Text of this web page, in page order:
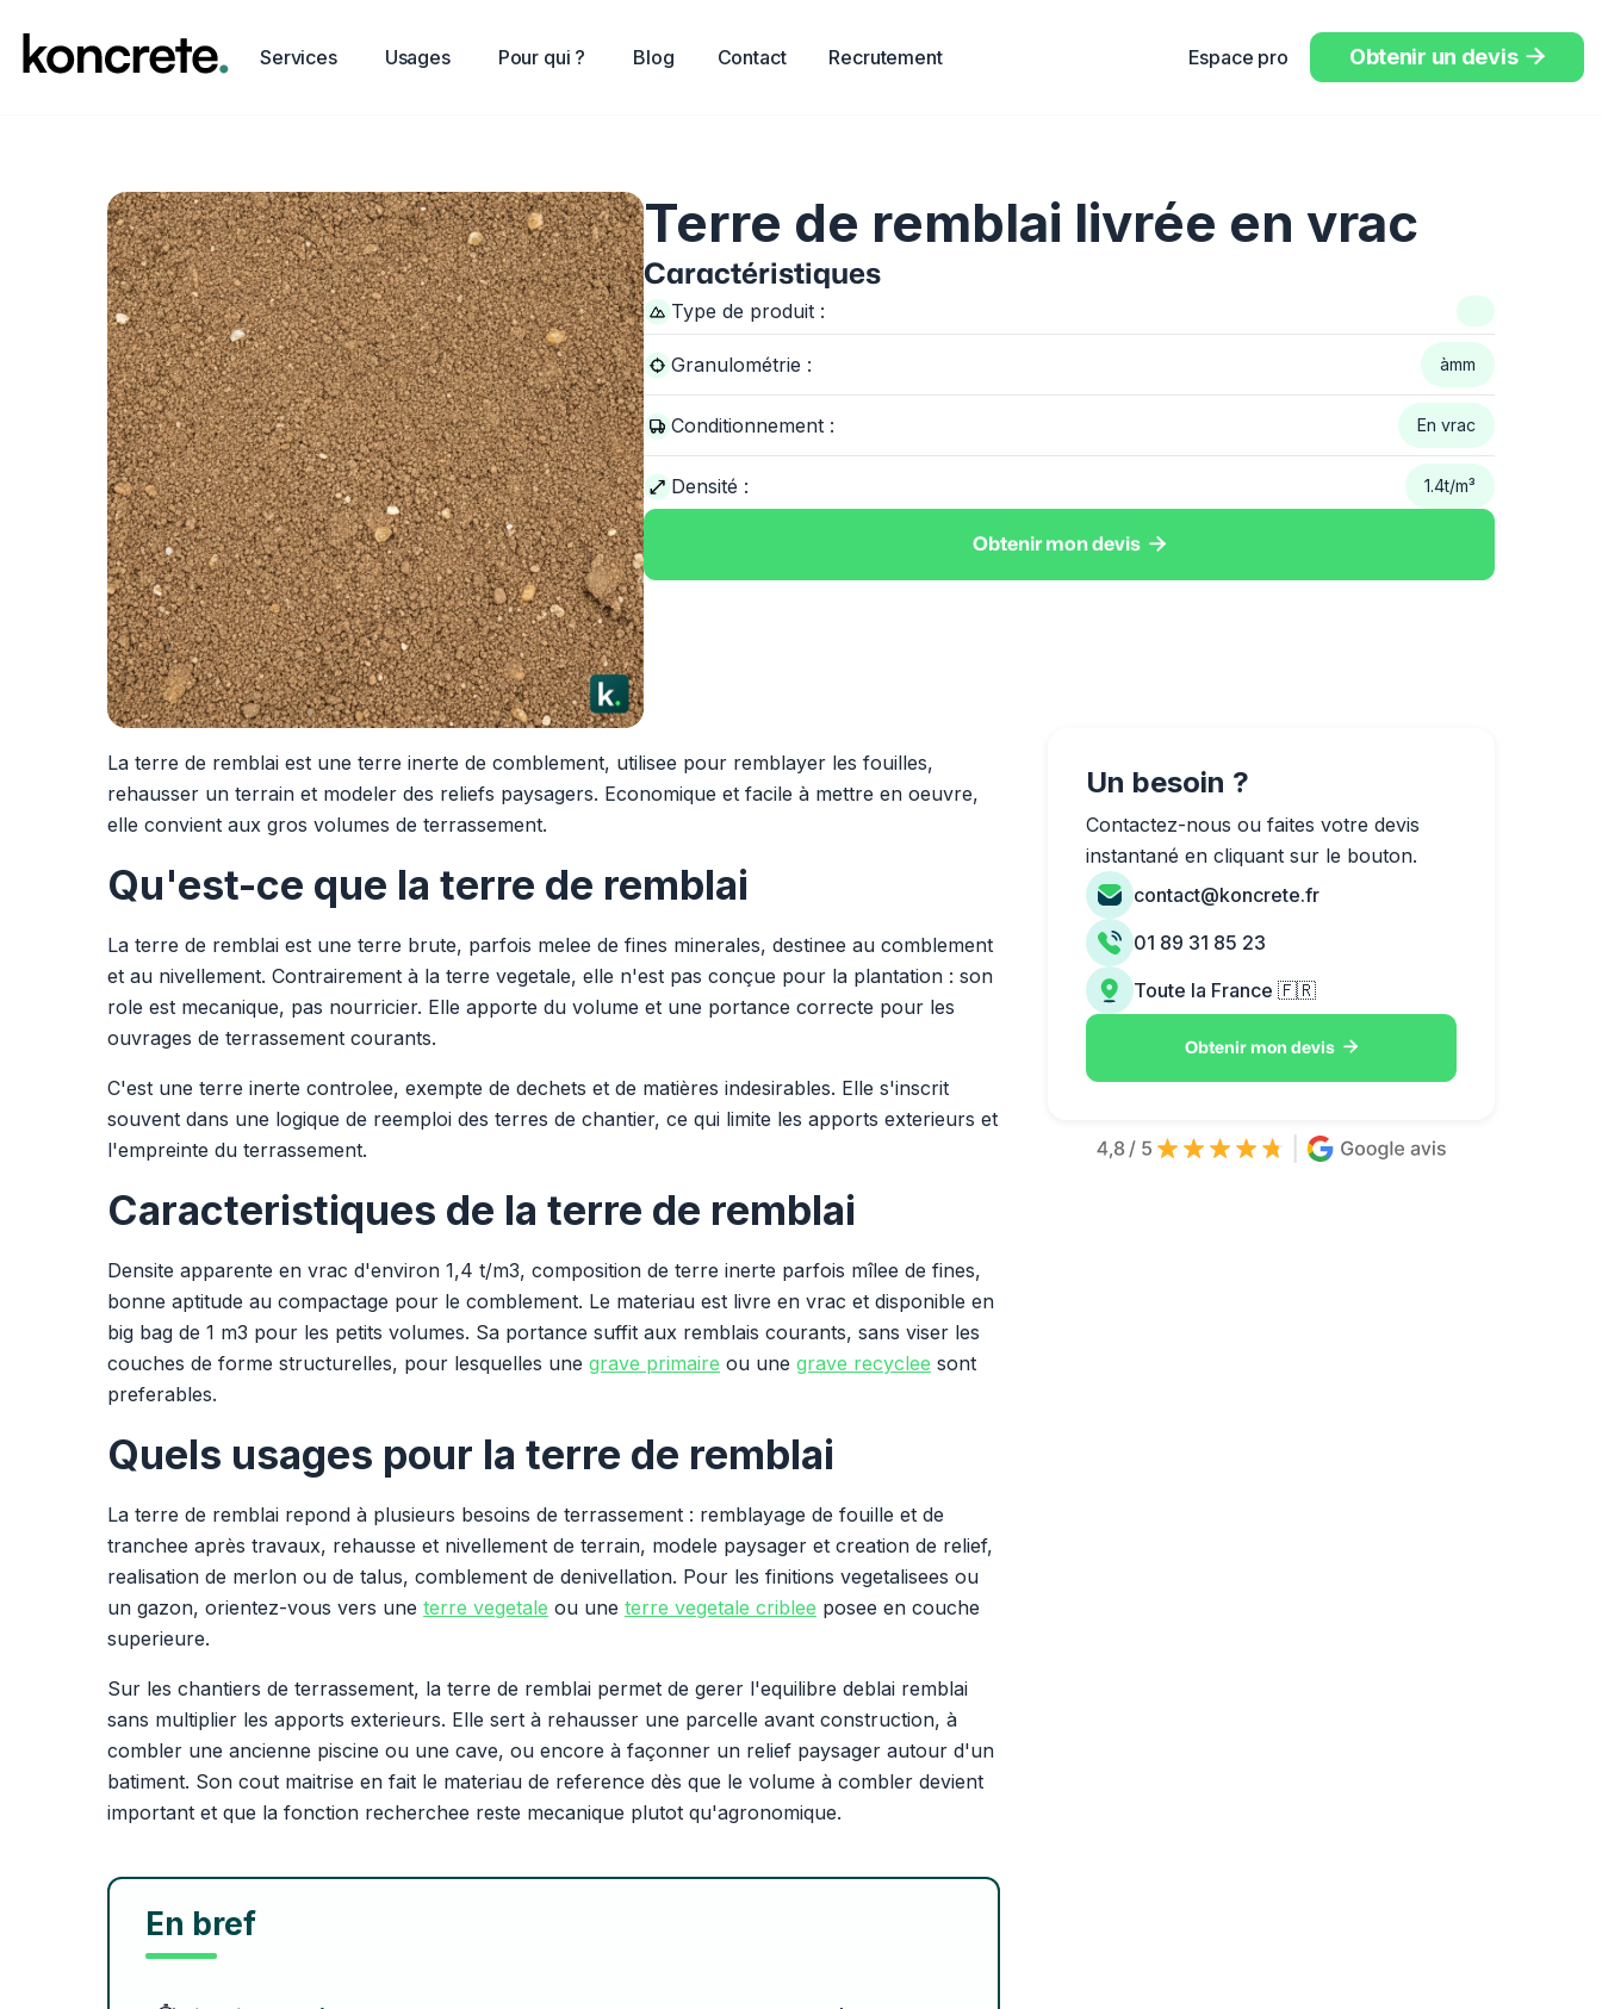
Services Usages Pour qui ? Blog Contact Recrutement Espace pro Obtenir un devis 
Terre de remblai livrée en vrac
Caractéristiques
Type de produit :
Granulométrie : àmm
Conditionnement : En vrac
Densité : 1.4t/m³
Obtenir mon devis 
La terre de remblai est une terre inerte de comblement, utilisee pour remblayer les fouilles,
rehausser un terrain et modeler des reliefs paysagers. Economique et facile à mettre en oeuvre,
elle convient aux gros volumes de terrassement.
Qu'est-ce que la terre de remblai
La terre de remblai est une terre brute, parfois melee de fines minerales, destinee au comblement
et au nivellement. Contrairement à la terre vegetale, elle n'est pas conçue pour la plantation : son
role est mecanique, pas nourricier. Elle apporte du volume et une portance correcte pour les
ouvrages de terrassement courants.
C'est une terre inerte controlee, exempte de dechets et de matières indesirables. Elle s'inscrit
souvent dans une logique de reemploi des terres de chantier, ce qui limite les apports exterieurs et
l'empreinte du terrassement.
Caracteristiques de la terre de remblai
Densite apparente en vrac d'environ 1,4 t/m3, composition de terre inerte parfois mîlee de fines,
bonne aptitude au compactage pour le comblement. Le materiau est livre en vrac et disponible en
big bag de 1 m3 pour les petits volumes. Sa portance suffit aux remblais courants, sans viser les
couches de forme structurelles, pour lesquelles une grave primaire ou une grave recyclee sont
preferables.
Quels usages pour la terre de remblai
La terre de remblai repond à plusieurs besoins de terrassement : remblayage de fouille et de
tranchee après travaux, rehausse et nivellement de terrain, modele paysager et creation de relief,
realisation de merlon ou de talus, comblement de denivellation. Pour les finitions vegetalisees ou
un gazon, orientez-vous vers une terre vegetale ou une terre vegetale criblee posee en couche
superieure.
Sur les chantiers de terrassement, la terre de remblai permet de gerer l'equilibre deblai remblai
sans multiplier les apports exterieurs. Elle sert à rehausser une parcelle avant construction, à
combler une ancienne piscine ou une cave, ou encore à façonner un relief paysager autour d'un
batiment. Son cout maitrise en fait le materiau de reference dès que le volume à combler devient
important et que la fonction recherchee reste mecanique plutot qu'agronomique.
En bref
Un besoin ?
Contactez-nous ou faites votre devis
instantané en cliquant sur le bouton.
contact@koncrete.fr
01 89 31 85 23
Toute la France 🇫🇷
Obtenir mon devis 